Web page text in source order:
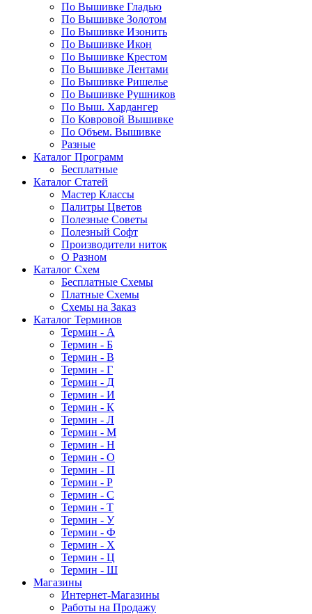
По Вышивке Гладью
По Вышивке Золотом
По Вышивке Изонить
По Вышивке Икон
По Вышивке Крестом
По Вышивке Лентами
По Вышивке Ришелье
По Вышивке Рушников
По Выш. Хардангер
По Ковровой Вышивке
По Объем. Вышивке
Разные
Каталог Программ
Бесплатные
Каталог Статей
Мастер Классы
Палитры Цветов
Полезные Советы
Полезный Софт
Производители ниток
О Разном
Каталог Схем
Бесплатные Схемы
Платные Схемы
Схемы на Заказ
Каталог Терминов
Термин - А
Термин - Б
Термин - В
Термин - Г
Термин - Д
Термин - И
Термин - К
Термин - Л
Термин - М
Термин - Н
Термин - О
Термин - П
Термин - Р
Термин - С
Термин - Т
Термин - У
Термин - Ф
Термин - Х
Термин - Ц
Термин - Ш
Магазины
Интернет-Магазины
Работы на Продажу